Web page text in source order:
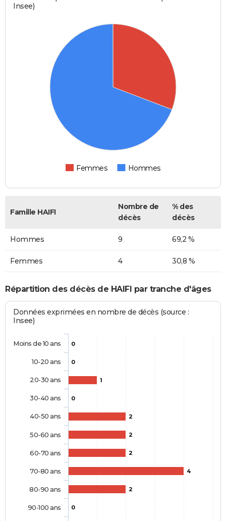
Insee)
Femmes Hommes
Famille HAIFI
Nombre de
décès
% des
décès
Hommes 9 69,2 %
Femmes 4 30,8 %
Répartition des décès de HAIFI par tranche d'âges
Données exprimées en nombre de décès (source :
Insee)
0
0
1
0
2
2
2
4
2
0
Moins de 10 ans
10-20 ans
20-30 ans
30-40 ans
40-50 ans
50-60 ans
60-70 ans
70-80 ans
80-90 ans
90-100 ans